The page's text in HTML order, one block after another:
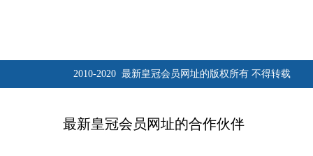
2010-2020 最新皇冠会员网址的版权所有 不得转载
最新皇冠会员网址的合作伙伴